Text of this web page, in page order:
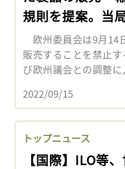
規則を提案。当
欧州委員会は9月14
販売することを禁止
び欧州議会との調整
2022/09/15
トップニュース
【国際】ILO等